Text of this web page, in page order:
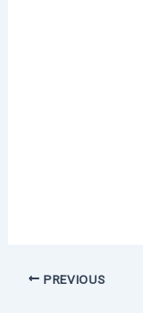
PREVIOUS